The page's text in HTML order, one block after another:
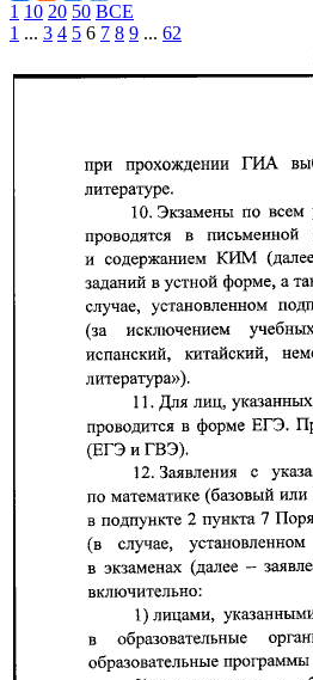
1 10 20 50 ВСЕ
1 ... 3 4 5 6 7 8 9 ... 62